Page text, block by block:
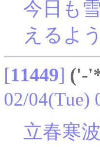
今日も
えるよ
[11449] ('-
02/04(Tue)
立春寒